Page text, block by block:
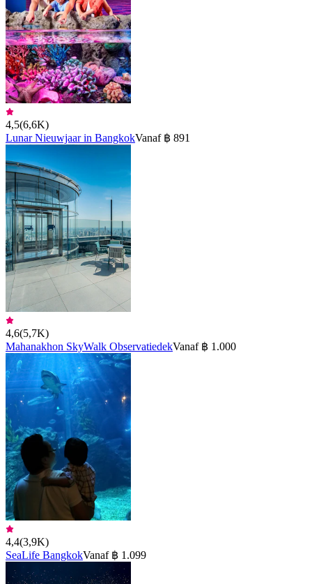
4,5(6,6K)
Lunar Nieuwjaar in BangkokVanaf ฿ 891
4,6(5,7K)
Mahanakhon SkyWalk ObservatiedekVanaf ฿ 1.000
4,4(3,9K)
SeaLife BangkokVanaf ฿ 1.099